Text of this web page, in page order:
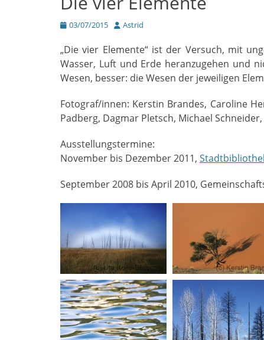
Posted
03/07/2015 AutorAstrid
„Die vier Elemente“ ist der Versuch, mit
Wasser, Luft und Erde heranzugehen und
Wesen, besser: die Wesen der jeweiligen
Fotograf/innen: Kerstin Brandes, Caroline
Padberg, Dagmar Pletsch, Michael
Ausstellungstermine:
November bis Dezember 2011,
September 2008 bis April 2010,